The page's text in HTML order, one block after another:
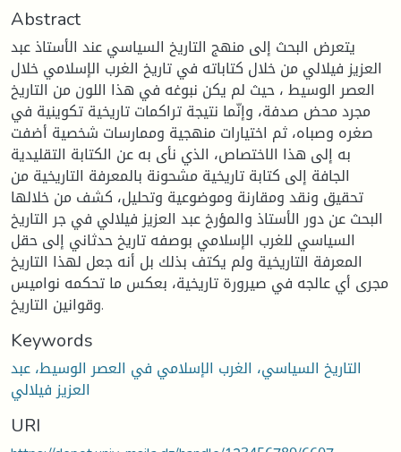
Abstract
يتعرض البحث إلى منهج التاريخ السياسي عند الأستاذ عبد
العزيز فيلالي من خلال كتاباته في تاريخ الغرب الإسلامي خلال
العصر الوسيط ، حيث لم يكن نبوغه في هذا اللون من التاريخ
مجرد محض صدفة، وإنّما نتيجة تراكمات تاريخية تكوينية في
صغره وصباه، ثم اختيارات منهجية وممارسات شخصية أضفت
به إلى هذا الاختصاص، الذي نأى به عن الكتابة التقليدية
الجافة إلى كتابة تاريخية مشحونة بالمعرفة التاريخية من
تحقيق ونقد ومقارنة وموضوعية وتحليل، كشف من خلالها
البحث عن دور الأستاذ والمؤرخ عبد العزيز فيلالي في جر التاريخ
السياسي للغرب الإسلامي بوصفه تاريخ حدثاني إلى حقل
المعرفة التاريخية ولم يكتف بذلك بل أنه جعل لهذا التاريخ
مجرى أي عالجه في صيرورة تاريخية، بعكس ما تحكمه نواميس
وقوانين التاريخ.
Keywords
التاريخ السياسي، الغرب الإسلامي في العصر الوسيط، عبد
العزيز فيلالي
URI